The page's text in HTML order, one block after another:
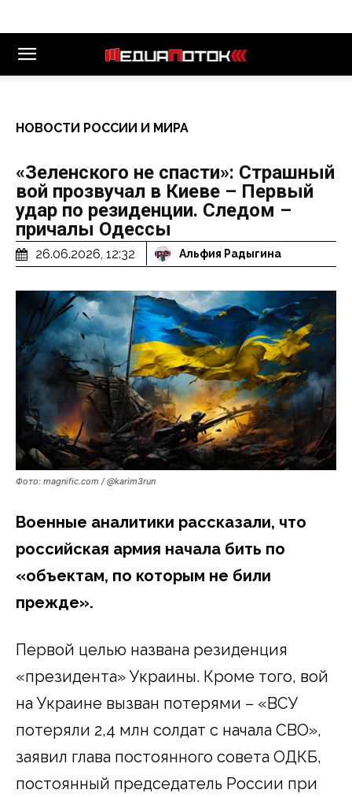
НОВОСТИ РОССИИ И МИРА
«Зеленского не спасти»: Страшный
вой прозвучал в Киеве – Первый
удар по резиденции. Следом –
причалы Одессы
26.06.2026, 12:32 Альфия Радыгина
Фото: magnific.com / @karim3run
Военные аналитики рассказали, что
российская армия начала бить по
«объектам, по которым не били
прежде».
Первой целью названа резиденция
«президента» Украины. Кроме того, вой
на Украине вызван потерями – «ВСУ
потеряли 2,4 млн солдат с начала СВО»,
заявил глава постоянного совета ОДКБ,
постоянный председатель России при